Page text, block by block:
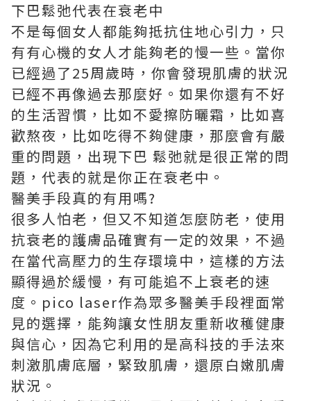
下巴鬆弛代表在衰老中
不是每個女人都能夠抵抗住地心引力，只
有有心機的女人才能夠老的慢一些。當你
已經過了25周歲時，你會發現肌膚的狀況
已經不再像過去那麼好。如果你還有不好
的生活習慣，比如不愛擦防曬霜，比如喜
歡熬夜，比如吃得不夠健康，那麼會有嚴
重的問題，出現下巴 鬆弛就是很正常的問
題，代表的就是你正在衰老中。
醫美手段真的有用嗎?
很多人怕老，但又不知道怎麼防老，使用
抗衰老的護膚品確實有一定的效果，不過
在當代高壓力的生存環境中，這樣的方法
顯得過於緩慢，有可能追不上衰老的速
度。 pico laser作為眾多醫美手段裡面常
見的選擇，能夠讓女性朋友重新收穫健康
與信心，因為它利用的是高科技的手法來
刺激肌膚底層，緊致肌膚，還原白嫩肌膚
狀況。